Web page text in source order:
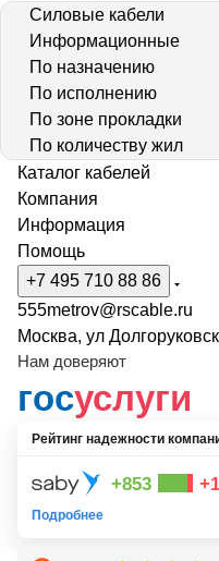
Силовые кабели
Информационные
По назначению
По исполнению
По зоне прокладки
По количеству жил
Каталог кабелей
Компания
Информация
Помощь
+7 495 710 88 86
555metrov@rscable.ru
Москва, ул
Нам доверяют
госуслуги
Рейтинг надежности
+853
Подробнее